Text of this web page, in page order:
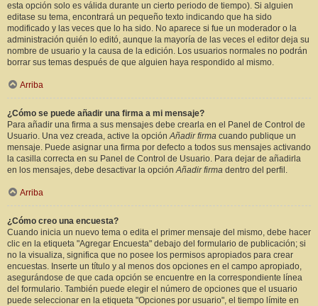
esta opción solo es válida durante un cierto periodo de tiempo). Si alguien
editase su tema, encontrará un pequeño texto indicando que ha sido
modificado y las veces que lo ha sido. No aparece si fue un moderador o la
administración quién lo editó, aunque la mayoría de las veces el editor deja su
nombre de usuario y la causa de la edición. Los usuarios normales no podrán
borrar sus temas después de que alguien haya respondido al mismo.
Arriba
¿Cómo se puede añadir una firma a mi mensaje?
Para añadir una firma a sus mensajes debe crearla en el Panel de Control de
Usuario. Una vez creada, active la opciónAñadir firma cuando publique un
mensaje. Puede asignar una firma por defecto a todos sus mensajes activando
la casilla correcta en su Panel de Control de Usuario. Para dejar de añadirla
en los mensajes, debe desactivar la opciónAñadir firma dentro del perfil.
Arriba
¿Cómo creo una encuesta?
Cuando inicia un nuevo tema o edita el primer mensaje del mismo, debe hacer
clic en la etiqueta "Agregar Encuesta" debajo del formulario de publicación; si
no la visualiza, significa que no posee los permisos apropiados para crear
encuestas. Inserte un título y al menos dos opciones en el campo apropiado,
asegurándose de que cada opción se encuentre en la correspondiente línea
del formulario. También puede elegir el número de opciones que el usuario
puede seleccionar en la etiqueta "Opciones por usuario", el tiempo límite en